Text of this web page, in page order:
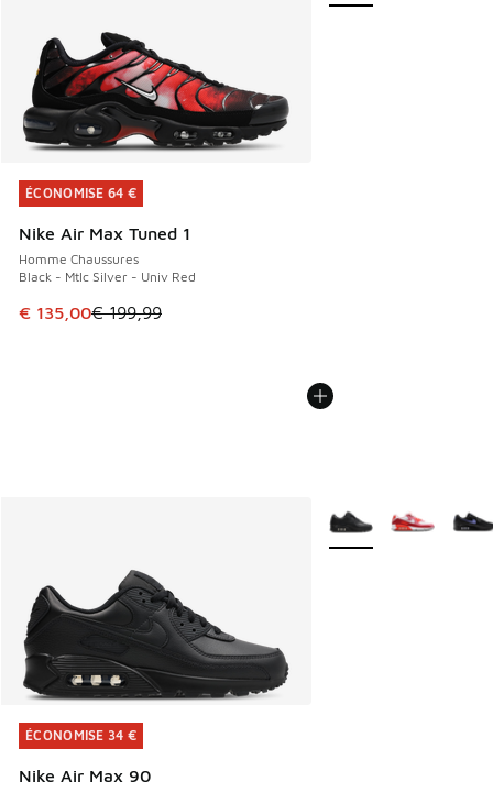
ÉCONOMISE 64 €
Nike Air Max Tuned 1
Homme Chaussures
Black - Mtlc Silver - Univ Red
Cet article est en promotion. Prix en baisse de € 199,99 à
€ 135,00€ 199,99
ÉCONOMISE 64 €
ÉCONOMISE 34 €
Nike Air Max 90
ÉCONOMISE 34 €
Plus de couleurs